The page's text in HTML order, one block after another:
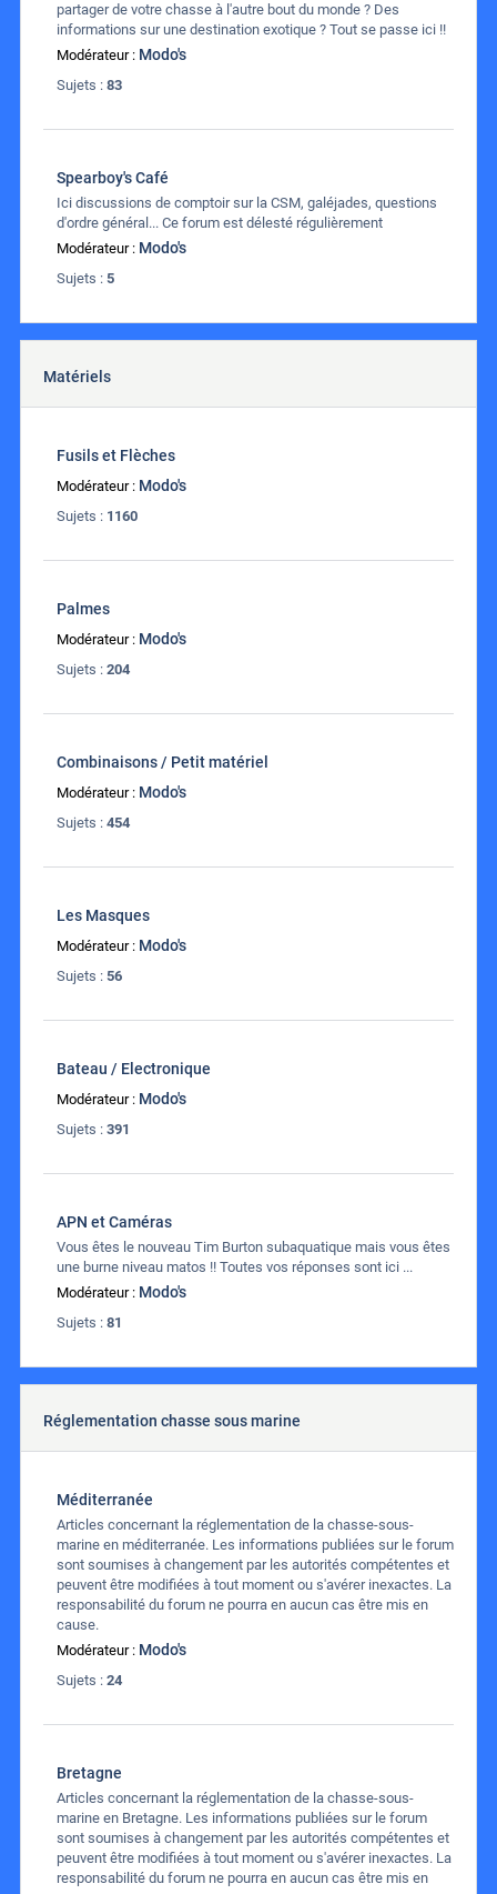
partager de votre chasse à l'autre bout du monde ? Des
informations sur une destination exotique ? Tout se passe ici !!
Modérateur : Modo's
Sujets : 83
Spearboy's Café
Ici discussions de comptoir sur la CSM, galéjades, questions
d'ordre général... Ce forum est délesté régulièrement
Modérateur : Modo's
Sujets : 5
Matériels
Fusils et Flèches
Modérateur : Modo's
Sujets : 1160
Palmes
Modérateur : Modo's
Sujets : 204
Combinaisons / Petit matériel
Modérateur : Modo's
Sujets : 454
Les Masques
Modérateur : Modo's
Sujets : 56
Bateau / Electronique
Modérateur : Modo's
Sujets : 391
APN et Caméras
Vous êtes le nouveau Tim Burton subaquatique mais vous êtes
une burne niveau matos !! Toutes vos réponses sont ici ...
Modérateur : Modo's
Sujets : 81
Réglementation chasse sous marine
Méditerranée
Articles concernant la réglementation de la chasse-sous-
marine en méditerranée. Les informations publiées sur le forum
sont soumises à changement par les autorités compétentes et
peuvent être modifiées à tout moment ou s'avérer inexactes. La
responsabilité du forum ne pourra en aucun cas être mis en
cause.
Modérateur : Modo's
Sujets : 24
Bretagne
Articles concernant la réglementation de la chasse-sous-
marine en Bretagne. Les informations publiées sur le forum
sont soumises à changement par les autorités compétentes et
peuvent être modifiées à tout moment ou s'avérer inexactes. La
responsabilité du forum ne pourra en aucun cas être mis en